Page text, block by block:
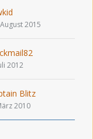
2015
2012
Blitz
2010